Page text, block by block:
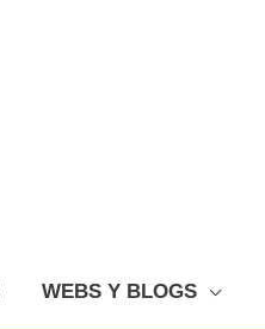
WEBS Y BLOGS